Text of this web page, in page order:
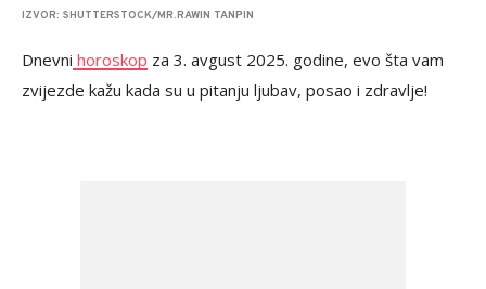
IZVOR: SHUTTERSTOCK/MR.RAWIN TANPIN
Dnevni horoskop za 3. avgust 2025. godine, evo šta vam
zvijezde kažu kada su u pitanju ljubav, posao i zdravlje!